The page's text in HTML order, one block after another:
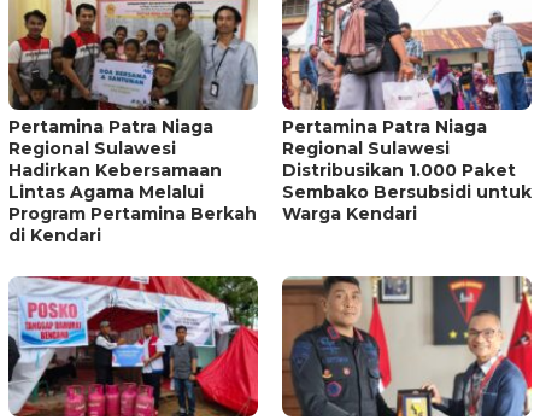
Pertamina Patra Niaga
Regional Sulawesi
Hadirkan Kebersamaan
Lintas Agama Melalui
Program Pertamina Berkah
di Kendari
Pertamina Patra Niaga
Regional Sulawesi
Distribusikan 1.000 Paket
Sembako Bersubsidi untuk
Warga Kendari